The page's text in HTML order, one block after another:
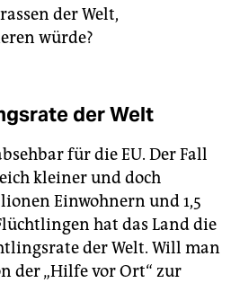
der Welt,
würde?
der Welt
für die EU. Der Fall
kleiner und doch
Einwohnern und 1,5
hat das Land die
der Welt. Will man
der „Hilfe vor Ort“ zur